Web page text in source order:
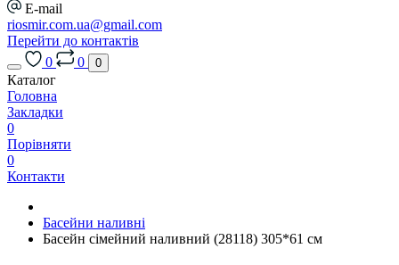
E-mail
riosmir.com.ua@gmail.com
Перейти до контактів
0
0 0
Каталог
Головна
Закладки
0
Порівняти
0
Контакти
Басейни наливні
Басейн сімейний наливний (28118) 305*61 см